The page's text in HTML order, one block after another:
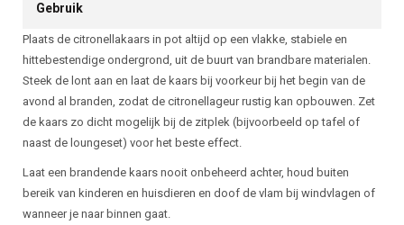
Gebruik
Plaats de citronellakaars in pot altijd op een vlakke, stabiele en
hittebestendige ondergrond, uit de buurt van brandbare materialen.
Steek de lont aan en laat de kaars bij voorkeur bij het begin van de
avond al branden, zodat de citronellageur rustig kan opbouwen. Zet
de kaars zo dicht mogelijk bij de zitplek (bijvoorbeeld op tafel of
naast de loungeset) voor het beste effect.
Laat een brandende kaars nooit onbeheerd achter, houd buiten
bereik van kinderen en huisdieren en doof de vlam bij windvlagen of
wanneer je naar binnen gaat.